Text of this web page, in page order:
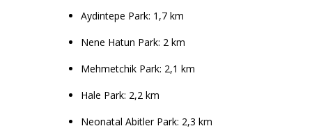
Aydintepe Park: 1,7 km
Nene Hatun Park: 2 km
Mehmetchik Park: 2,1 km
Hale Park: 2,2 km
Neonatal Abitler Park: 2,3 km